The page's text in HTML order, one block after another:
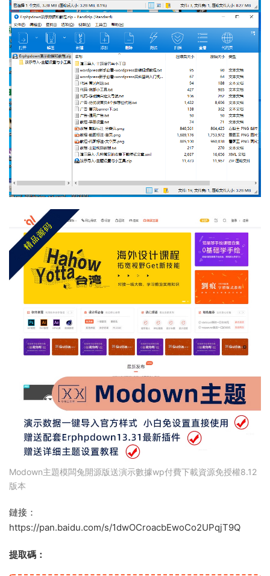
Modown主題模闆兔開源版送演示數據wp付費下載資源免授權8.12
版本
鏈接：
https://pan.baidu.com/s/1dwOCroacbEwoCo2UPqjT9Q
提取碼：